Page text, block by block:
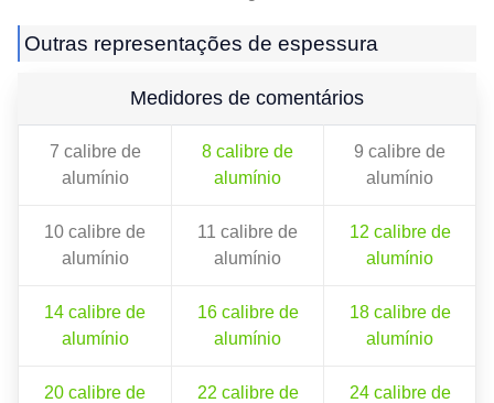
Outras representações de espessura
Medidores de comentários
7 calibre de
alumínio
8 calibre de
alumínio
9 calibre de
alumínio
10 calibre de
alumínio
11 calibre de
alumínio
12 calibre de
alumínio
14 calibre de
alumínio
16 calibre de
alumínio
18 calibre de
alumínio
20 calibre de
22 calibre de
24 calibre de